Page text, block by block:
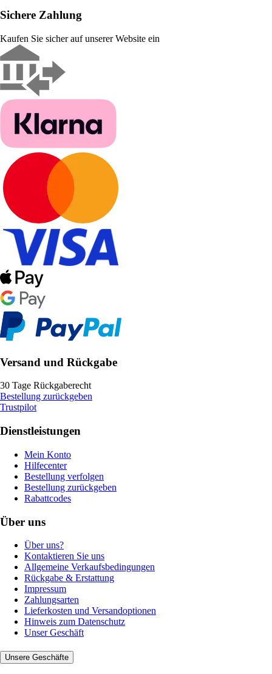
Sichere Zahlung
Kaufen Sie sicher auf unserer Website ein
Versand und Rückgabe
30 Tage Rückgaberecht
Bestellung zurückgeben
Trustpilot
Dienstleistungen
Mein Konto
Hilfecenter
Bestellung verfolgen
Bestellung zurückgeben
Rabattcodes
Über uns
Über uns?
Kontaktieren Sie uns
Allgemeine Verkaufsbedingungen
Rückgabe & Erstattung
Impressum
Zahlungsarten
Lieferkosten und Versandoptionen
Hinweis zum Datenschutz
Unser Geschäft
Unsere Geschäfte